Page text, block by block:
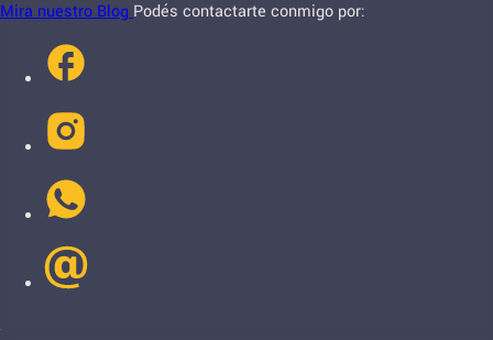
Mira nuestro Blog Podés contactarte conmigo por: